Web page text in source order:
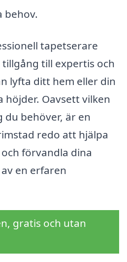
behov.
tapetserare
till expertis och
lyfta ditt hem eller din
höjder. Oavsett vilken
behöver, är en
redo att hjälpa
förvandla dina
en erfaren
gratis och utan